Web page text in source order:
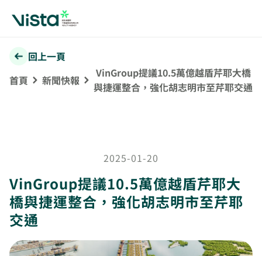
回上一頁
首頁
新聞快報
VinGroup提議10.5萬億越盾芹耶大橋
與捷運整合，強化胡志明市至芹耶交通
2025-01-20
VinGroup提議10.5萬億越盾芹耶大
橋與捷運整合，強化胡志明市至芹耶
交通